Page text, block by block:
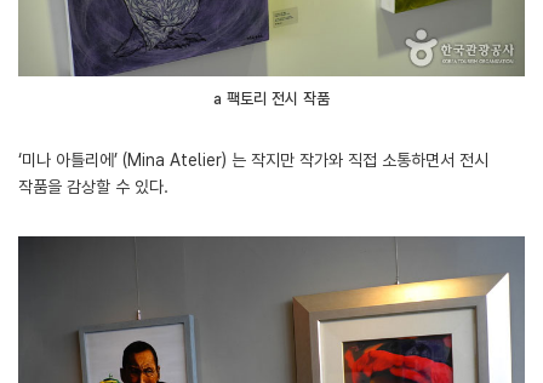
a 팩토리 전시 작품
‘미나 아틀리에’ (Mina Atelier) 는 작지만 작가와 직접 소통하면서 전시
작품을 감상할 수 있다.